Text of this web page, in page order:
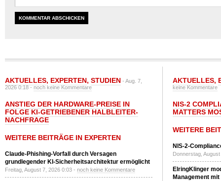
AKTUELLES, EXPERTEN, STUDIEN - Aug. 7,
2026 0:18 -noch keine Kommentare
ANSTIEG DER HARDWARE-PREISE IN
FOLGE KI-GETRIEBENER HALBLEITER-
NACHFRAGE
WEITERE BEITRÄGE IN EXPERTEN
Claude-Phishing-Vorfall durch Versagen
grundlegender KI-Sicherheitsarchitektur ermöglicht
Freitag, August 7, 2026 0:03 - noch keine Kommentare
AKTUELLES,
keine Kommentare
NIS-2
MATTERS
WEITERE
NIS-2-
Donnerstag,
ElringKlinger
Management